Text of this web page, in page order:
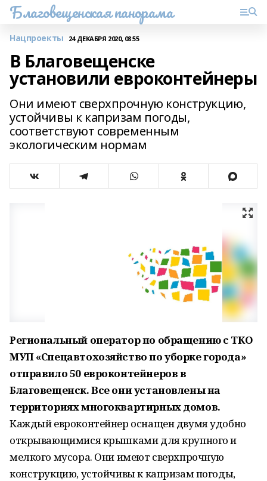
Благовещенская панорама
Нацпроекты 24 ДЕКАБРЯ 2020, 08:55
В Благовещенске
установили евроконтейнеры
Они имеют сверхпрочную конструкцию,
устойчивы к капризам погоды,
соответствуют современным
экологическим нормам
Региональный оператор по обращению с ТКО
МУП «Спецавтохозяйство по уборке города»
отправило 50 евроконтейнеров в
Благовещенск. Все они установлены на
территориях многоквартирных домов.
Каждый евроконтейнер оснащен двумя удобно
открывающимися крышками для крупного и
мелкого мусора. Они имеют сверхпрочную
конструкцию, устойчивы к капризам погоды,